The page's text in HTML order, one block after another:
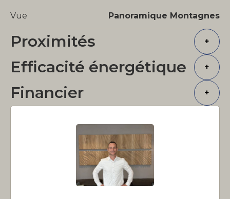
Vue Panoramique Montagnes
Proximités +
Efficacité énergétique +
Financier +